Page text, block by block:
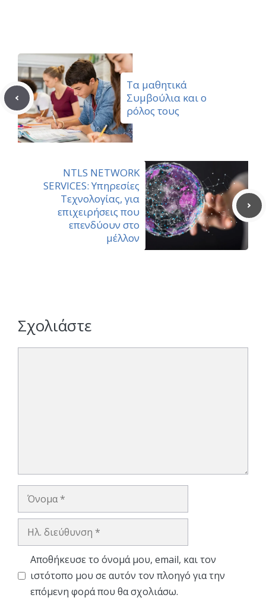
Τα μαθητικά
Συμβούλια και ο
ρόλος τους
NTLS NETWORK
SERVICES: Υπηρεσίες
Τεχνολογίας, για
επιχειρήσεις που
επενδύουν στο
μέλλον
Σχολιάστε
Όνομα
Ηλ.
Αποθήκευσε το όνομά μου, email, και τον
ιστότοπο μου σε αυτόν τον πλοηγό για την
επόμενη φορά που θα σχολιάσω.